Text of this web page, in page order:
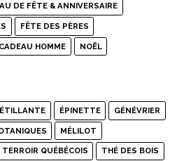
DE FÊTE & ANNIVERSAIRE
FÊTE DES PÈRES
HOMME NOËL
ÉPINETTE GÉNÉVRIER
MÉLILOT
TERROIR QUÉBÉCOIS THÉ DES BOIS